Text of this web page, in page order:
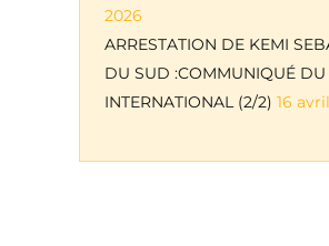
2026
ARRESTATION DE KEMI
DU SUD :COMMUNIQUÉ DU
INTERNATIONAL (2/2) 16